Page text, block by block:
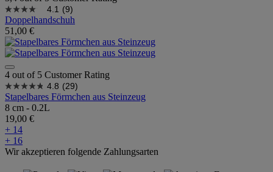
4.1 (9)
Doppelhandschuh
51,00 €
4 out of 5 Customer Rating
4.8 (29)
Stapelbares Förmchen aus Steinzeug
8 cm - 0.2L
19,00 €
+ 14
+ 16
Wir akzeptieren folgende Zahlungsarten